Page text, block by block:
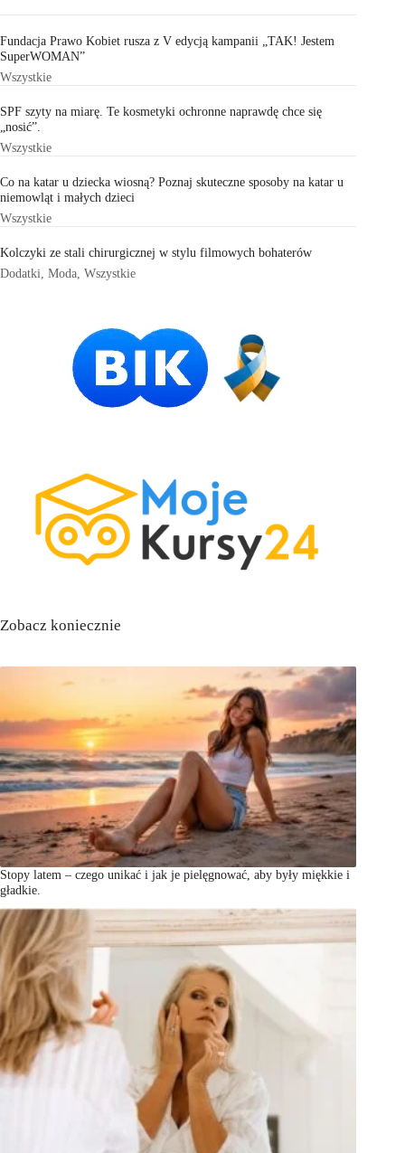
Fundacja Prawo Kobiet rusza z V edycją kampanii „TAK! Jestem
SuperWOMAN”
Wszystkie
SPF szyty na miarę. Te kosmetyki ochronne naprawdę chce się
„nosić”.
Wszystkie
Co na katar u dziecka wiosną? Poznaj skuteczne sposoby na katar u
niemowląt i małych dzieci
Wszystkie
Kolczyki ze stali chirurgicznej w stylu filmowych bohaterów
Dodatki Moda Wszystkie
Zobacz koniecznie
Stopy latem – czego unikać i jak je pielęgnować, aby były miękkie i
gładkie.